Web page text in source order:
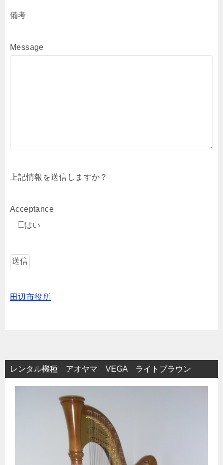
備考
Message
上記情報を送信しますか？
Acceptance
はい
田辺市役所
レンタル機種 アオヤマ VEGA ライトブラウン